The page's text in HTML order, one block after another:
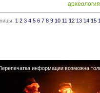
археология
1 2 3 4 5 6 7 8 9 10 11 12 13 14 15
информации возможна